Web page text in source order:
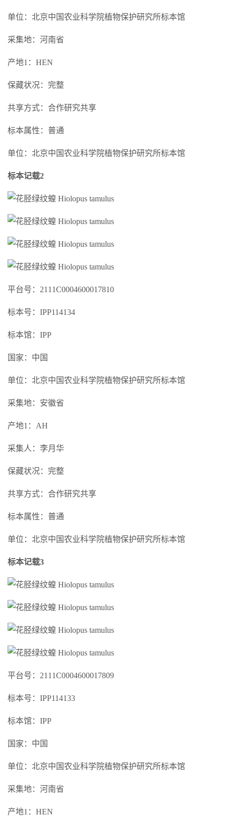
单位：北京中国农业科学院植物保护研究所标本馆
采集地：河南省
产地1：HEN
保藏状况：完整
共享方式：合作研究共享
标本属性：普通
单位：北京中国农业科学院植物保护研究所标本馆
标本记载2
平台号：2111C0004600017810
标本号：IPP114134
标本馆：IPP
国家：中国
单位：北京中国农业科学院植物保护研究所标本馆
采集地：安徽省
产地1：AH
采集人：李月华
保藏状况：完整
共享方式：合作研究共享
标本属性：普通
单位：北京中国农业科学院植物保护研究所标本馆
标本记载3
平台号：2111C0004600017809
标本号：IPP114133
标本馆：IPP
国家：中国
单位：北京中国农业科学院植物保护研究所标本馆
采集地：河南省
产地1：HEN